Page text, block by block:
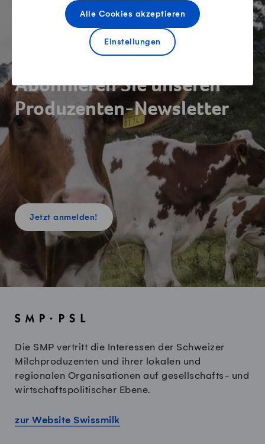
Einstellungen
Alle Cookies akzeptieren
Abonnieren Sie unseren
Produzenten-Newsletter
Jetzt anmelden!
Die SMP vertritt die Interessen der Schweizer
Milchproduzenten und ihrer lokalen und
regionalen Organisationen auf gesellschafts- und
wirtschaftspolitischer Ebene.
zur Website Swissmilk